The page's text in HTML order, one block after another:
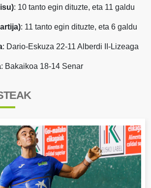
: 10 tanto egin dituzte, eta 11 galdu
: 11 tanto egin dituzte, eta 6 galdu
: Dario-Eskuza 22-11 Alberdi II-Lizeaga
: Bakaikoa 18-14 Senar